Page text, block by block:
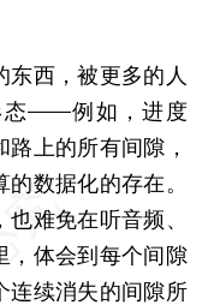
西，被更多的人
态——例如，进度
上的所有间隙，
数据化的存在。
难免在听音频、
，体会到每个间隙
连续消失的间隙所